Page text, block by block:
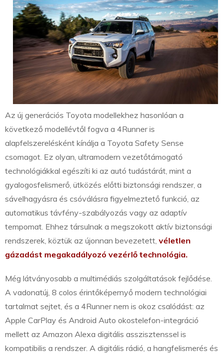
Az új generációs Toyota modellekhez hasonlóan a
következő modellévtől fogva a 4Runner is
alapfelszerelésként kínálja a Toyota Safety Sense
csomagot. Ez olyan, ultramodern vezetőtámogató
technológiákkal egészíti ki az autó tudástárát, mint a
gyalogosfelismerő, ütközés előtti biztonsági rendszer, a
sávelhagyásra és csóválásra figyelmeztető funkció, az
automatikus távfény-szabályozás vagy az adaptív
tempomat. Ehhez társulnak a megszokott aktív biztonsági
rendszerek, köztük az újonnan bevezetett, véletlen
gázadást megakadályozó vezérlő technológia.
Még látványosabb a multimédiás szolgáltatások fejlődése.
A vadonatúj, 8 colos érintőképernyő modern technológiai
tartalmat sejtet, és a 4Runner nem is okoz csalódást: az
Apple CarPlay és Android Auto okostelefon-integráció
mellett az Amazon Alexa digitális asszisztenssel is
kompatibilis a rendszer. A digitális rádió, a hangfelismerés és